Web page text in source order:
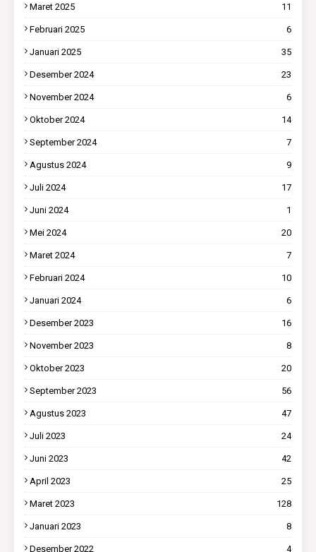
Maret 2025 11
Februari 2025 6
Januari 2025 35
Desember 2024 23
November 2024 6
Oktober 2024 14
September 2024 7
Agustus 2024 9
Juli 2024 17
Juni 2024 1
Mei 2024 20
Maret 2024 7
Februari 2024 10
Januari 2024 6
Desember 2023 16
November 2023 8
Oktober 2023 20
September 2023 56
Agustus 2023 47
Juli 2023 24
Juni 2023 42
April 2023 25
Maret 2023 128
Januari 2023 8
Desember 2022 4